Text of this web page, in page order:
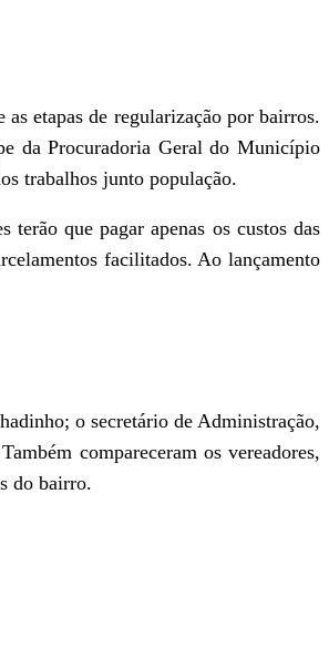
etapas de regularização por bairros.
da Procuradoria Geral do Município
trabalhos junto população.
que pagar apenas os custos das
facilitados. Ao lançamento
o secretário de Administração,
compareceram os vereadores,
do bairro.